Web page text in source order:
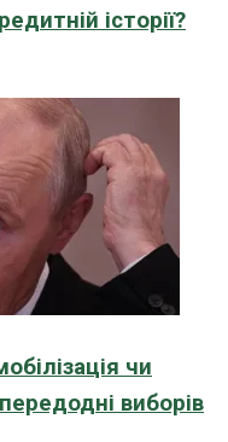
історії?
чи
виборів